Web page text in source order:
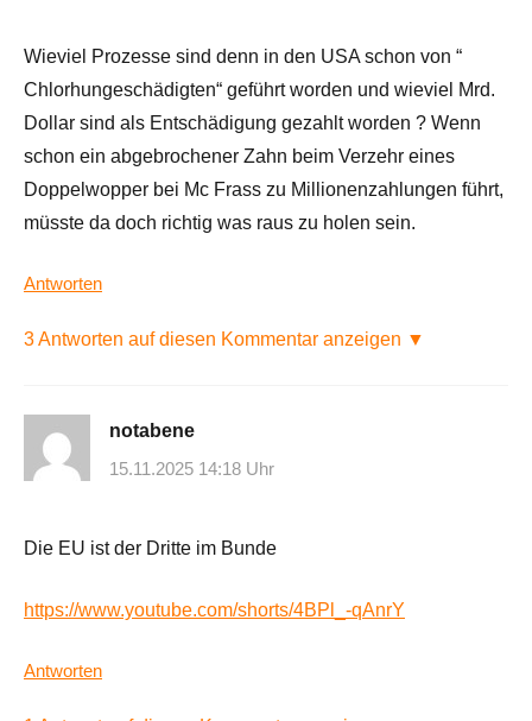
Wieviel Prozesse sind denn in den USA schon von “
Chlorhungeschädigten“ geführt worden und wieviel Mrd.
Dollar sind als Entschädigung gezahlt worden ? Wenn
schon ein abgebrochener Zahn beim Verzehr eines
Doppelwopper bei Mc Frass zu Millionenzahlungen führt,
müsste da doch richtig was raus zu holen sein.
Antworten
3 Antworten auf diesen Kommentar anzeigen ▼
notabene
15.11.2025 14:18 Uhr
Die EU ist der Dritte im Bunde
https://www.youtube.com/shorts/4BPl_-qAnrY
Antworten